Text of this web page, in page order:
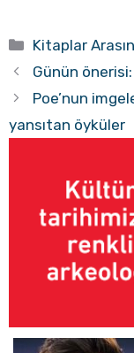
Kategoriler
Kitaplar
Günün önerisi:
Poe’nun
yansıtan öyküler